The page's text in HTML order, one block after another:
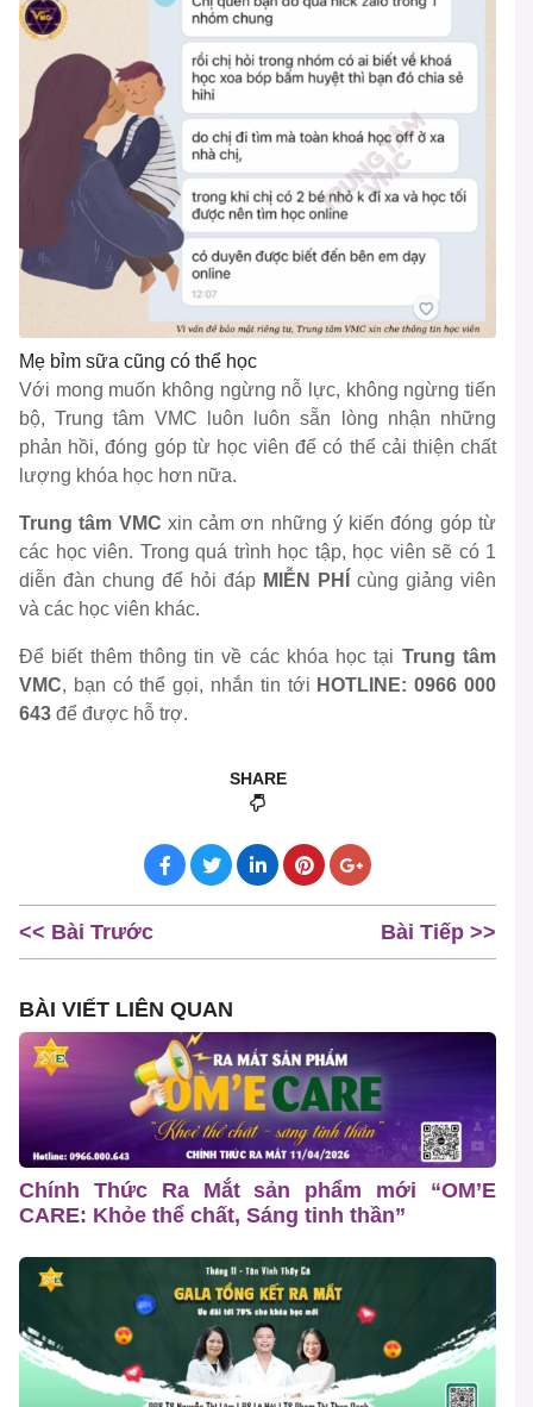
Mẹ bỉm sữa cũng có thể học
Với mong muốn không ngừng nỗ lực, không ngừng tiến
bộ, Trung tâm VMC luôn luôn sẵn lòng nhận những
phản hồi, đóng góp từ học viên để có thể cải thiện chất
lượng khóa học hơn nữa.
Trung tâm VMC xin cảm ơn những ý kiến đóng góp từ
các học viên. Trong quá trình học tập, học viên sẽ có 1
diễn đàn chung để hỏi đáp MIỄN PHÍ
cùng giảng viên
và các học viên khác.
Để biết thêm thông tin về các khóa học tại Trung tâm
VMC, bạn có thể gọi, nhắn tin tới HOTLINE: 0966 000
643 để được hỗ trợ.
SHARE
<< Bài Trước Bài Tiếp >>
BÀI VIẾT LIÊN QUAN
Chính Thức Ra Mắt sản phẩm mới “OM’E
CARE: Khỏe thể chất, Sáng tinh thần”